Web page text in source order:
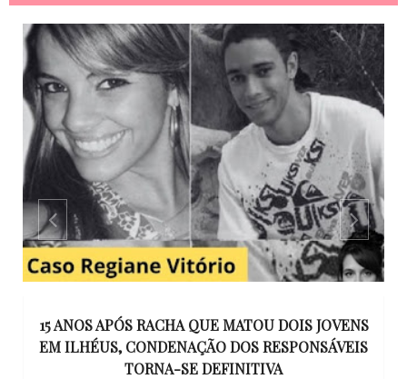
15 ANOS APÓS RACHA QUE MATOU DOIS JOVENS
EM ILHÉUS, CONDENAÇÃO DOS RESPONSÁVEIS
TORNA-SE DEFINITIVA